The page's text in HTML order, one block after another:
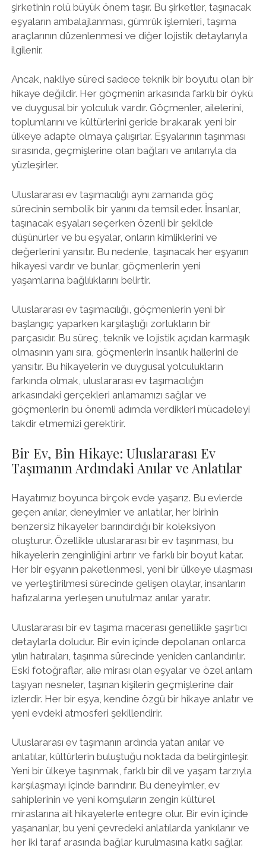
şirketinin rolü büyük önem taşır. Bu şirketler, taşınacak
eşyaların ambalajlanması, gümrük işlemleri, taşıma
araçlarının düzenlenmesi ve diğer lojistik detaylarıyla
ilgilenir.
Ancak, nakliye süreci sadece teknik bir boyutu olan bir
hikaye değildir. Her göçmenin arkasında farklı bir öykü
ve duygusal bir yolculuk vardır. Göçmenler, ailelerini,
toplumlarını ve kültürlerini geride bırakarak yeni bir
ülkeye adapte olmaya çalışırlar. Eşyalarının taşınması
sırasında, geçmişlerine olan bağları ve anılarıyla da
yüzleşirler.
Uluslararası ev taşımacılığı aynı zamanda göç
sürecinin sembolik bir yanını da temsil eder. İnsanlar,
taşınacak eşyaları seçerken özenli bir şekilde
düşünürler ve bu eşyalar, onların kimliklerini ve
değerlerini yansıtır. Bu nedenle, taşınacak her eşyanın
hikayesi vardır ve bunlar, göçmenlerin yeni
yaşamlarına bağlılıklarını belirtir.
Uluslararası ev taşımacılığı, göçmenlerin yeni bir
başlangıç yaparken karşılaştığı zorlukların bir
parçasıdır. Bu süreç, teknik ve lojistik açıdan karmaşık
olmasının yanı sıra, göçmenlerin insanlık hallerini de
yansıtır. Bu hikayelerin ve duygusal yolculukların
farkında olmak, uluslararası ev taşımacılığın
arkasındaki gerçekleri anlamamızı sağlar ve
göçmenlerin bu önemli adımda verdikleri mücadeleyi
takdir etmemizi gerektirir.
Bir Ev, Bin Hikaye: Uluslararası Ev
Taşımanın Ardındaki Anılar ve Anlatılar
Hayatımız boyunca birçok evde yaşarız. Bu evlerde
geçen anılar, deneyimler ve anlatılar, her birinin
benzersiz hikayeler barındırdığı bir koleksiyon
oluşturur. Özellikle uluslararası bir ev taşınması, bu
hikayelerin zenginliğini artırır ve farklı bir boyut katar.
Her bir eşyanın paketlenmesi, yeni bir ülkeye ulaşması
ve yerleştirilmesi sürecinde gelişen olaylar, insanların
hafızalarına yerleşen unutulmaz anılar yaratır.
Uluslararası bir ev taşıma macerası genellikle şaşırtıcı
detaylarla doludur. Bir evin içinde depolanan onlarca
yılın hatıraları, taşınma sürecinde yeniden canlandırılır.
Eski fotoğraflar, aile mirası olan eşyalar ve özel anlam
taşıyan nesneler, taşınan kişilerin geçmişlerine dair
izlerdir. Her bir eşya, kendine özgü bir hikaye anlatır ve
yeni evdeki atmosferi şekillendirir.
Uluslararası ev taşımanın ardında yatan anılar ve
anlatılar, kültürlerin buluştuğu noktada da belirginleşir.
Yeni bir ülkeye taşınmak, farklı bir dil ve yaşam tarzıyla
karşılaşmayı içinde barındırır. Bu deneyimler, ev
sahiplerinin ve yeni komşuların zengin kültürel
miraslarına ait hikayelerle entegre olur. Bir evin içinde
yaşananlar, bu yeni çevredeki anlatılarda yankılanır ve
her iki taraf arasında bağlar kurulmasına katkı sağlar.